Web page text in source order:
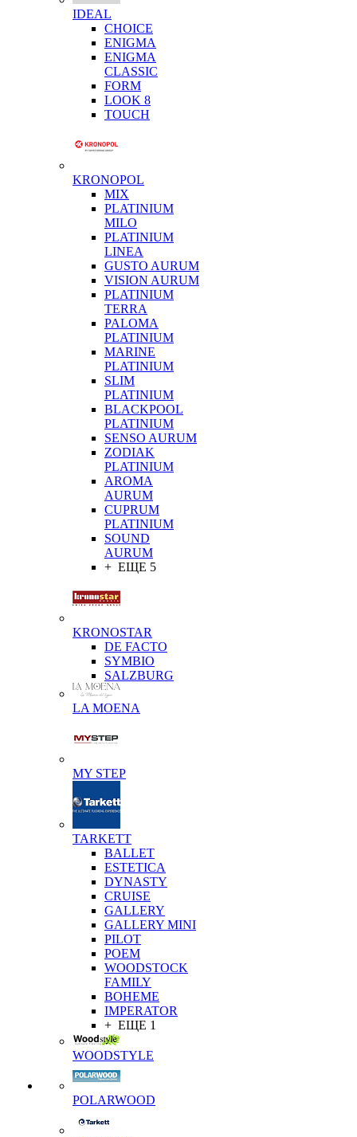
IDEAL
CHOICE
ENIGMA
ENIGMA
CLASSIC
FORM
LOOK 8
TOUCH
KRONOPOL
MIX
PLATINIUM
MILO
PLATINIUM
LINEA
GUSTO AURUM
VISION AURUM
PLATINIUM
TERRA
PALOMA
PLATINIUM
MARINE
PLATINIUM
SLIM
PLATINIUM
BLACKPOOL
PLATINIUM
SENSO AURUM
ZODIAK
PLATINIUM
AROMA
AURUM
CUPRUM
PLATINIUM
SOUND
AURUM
+ ЕЩЕ 5
KRONOSTAR
DE FACTO
SYMBIO
SALZBURG
LA MOENA
MY STEP
TARKETT
BALLET
ESTETICA
DYNASTY
CRUISE
GALLERY
GALLERY MINI
PILOT
POEM
WOODSTOCK
FAMILY
BOHEME
IMPERATOR
+ ЕЩЕ 1
WOODSTYLE
POLARWOOD